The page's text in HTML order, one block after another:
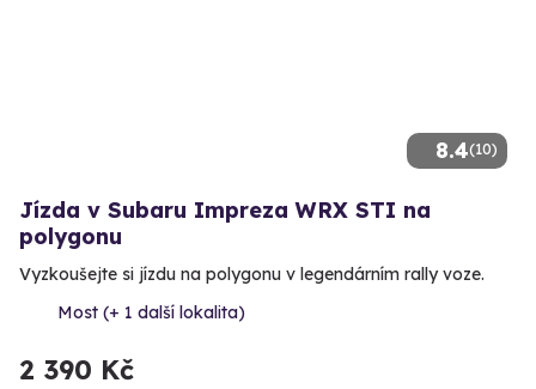
8.4(10)
Jízda v Subaru Impreza WRX STI na
polygonu
Vyzkoušejte si jízdu na polygonu v legendárním rally voze.
Most (+ 1 další lokalita)
2 390 Kč